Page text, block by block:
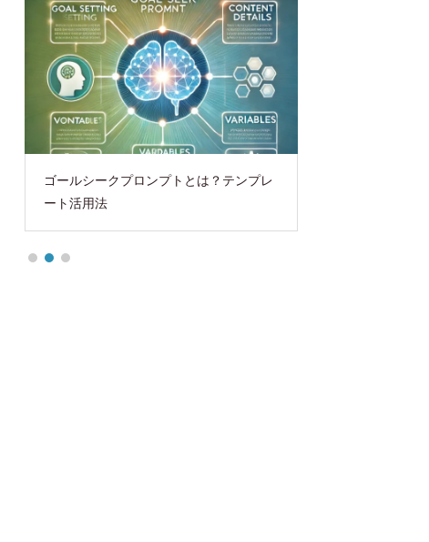
ゴールシークプロンプトとは？テンプレ
ート活用法